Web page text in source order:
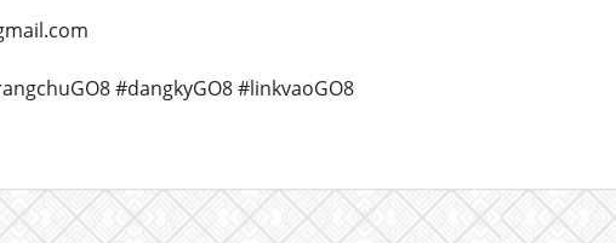
#dangkyGO8 #linkvaoGO8